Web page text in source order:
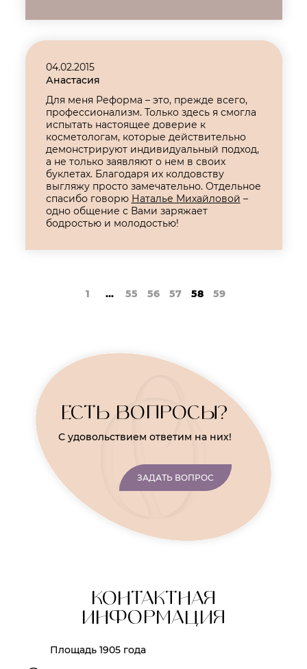
04.02.2015
Анастасия
Для меня Реформа – это, прежде всего,
профессионализм. Только здесь я смогла
испытать настоящее доверие к
косметологам, которые действительно
демонстрируют индивидуальный подход,
а не только заявляют о нем в своих
буклетах. Благодаря их колдовству
выгляжу просто замечательно. Отдельное
спасибо говорю Наталье Михайловой –
одно общение с Вами заряжает
бодростью и молодостью!
1 ... 55 56 57 58 59
ЕСТЬ ВОПРОСЫ?
С удовольствием ответим на них!
ЗАДАТЬ ВОПРОС
КОНТАКТНАЯ
ИНФОРМАЦИЯ
Площадь 1905 года